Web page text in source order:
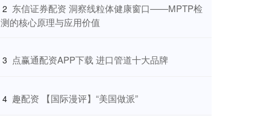
2 ​东信证券配资 洞察线粒体健康窗口——MPTP检
测的核心原理与应用价值
3 ​点赢通配资APP下载 进口管道十大品牌
4 ​趣配资 【国际漫评】“美国做派”